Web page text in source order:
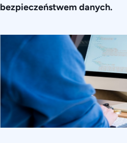
bezpieczeństwem danych.